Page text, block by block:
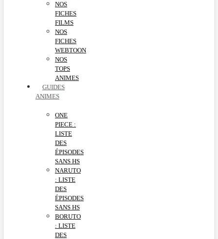
NOS
FICHES
FILMS
NOS
FICHES
WEBTOON
NOS
TOPS
ANIMES
GUIDES
ANIMES
ONE
PIECE :
LISTE
DES
ÉPISODES
SANS HS
NARUTO
: LISTE
DES
ÉPISODES
SANS HS
BORUTO
: LISTE
DES